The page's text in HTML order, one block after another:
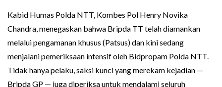
Kabid Humas Polda NTT, Kombes Pol Henry Novika
Chandra, menegaskan bahwa Bripda TT telah diamankan
melalui pengamanan khusus (Patsus) dan kini sedang
menjalani pemeriksaan intensif oleh Bidpropam Polda NTT.
Tidak hanya pelaku, saksi kunci yang merekam kejadian —
Bripda GP — juga diperiksa untuk mendalami seluruh